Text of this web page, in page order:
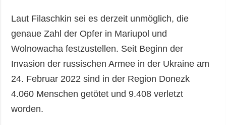
Laut Filaschkin sei es derzeit unmöglich, die
genaue Zahl der Opfer in Mariupol und
Wolnowacha festzustellen. Seit Beginn der
Invasion der russischen Armee in der Ukraine am
24. Februar 2022 sind in der Region Donezk
4.060 Menschen getötet und 9.408 verletzt
worden.